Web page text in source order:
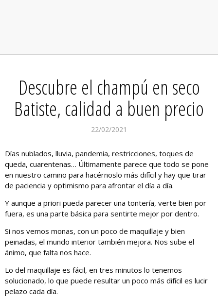
Descubre el champú en seco
Batiste, calidad a buen precio
22/02/2021
Días nublados, lluvia, pandemia, restricciones, toques de
queda, cuarentenas… Últimamente parece que todo se pone
en nuestro camino para hacérnoslo más difícil y hay que tirar
de paciencia y optimismo para afrontar el día a día.
Y aunque a priori pueda parecer una tontería, verte bien por
fuera, es una parte básica para sentirte mejor por dentro.
Si nos vemos monas, con un poco de maquillaje y bien
peinadas, el mundo interior también mejora. Nos sube el
ánimo, que falta nos hace.
Lo del maquillaje es fácil, en tres minutos lo tenemos
solucionado, lo que puede resultar un poco más difícil es lucir
pelazo cada día.